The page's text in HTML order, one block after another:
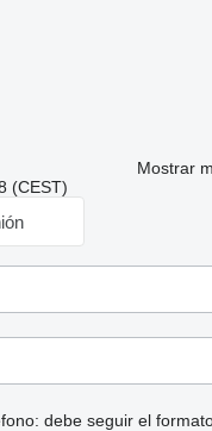
Mostrar
(CEST)
debe seguir el